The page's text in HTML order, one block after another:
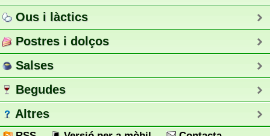
Ous i làctics
Postres i dolços
Salses
Begudes
Altres